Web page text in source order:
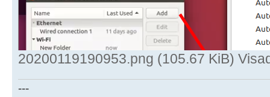
20200119190953.png (105.67 KiB)
---